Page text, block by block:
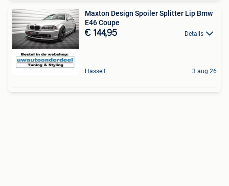
Maxton Design Spoiler Splitter Lip Bmw
E46 Coupe
€ 144,95 Details
Hasselt 3 aug 26